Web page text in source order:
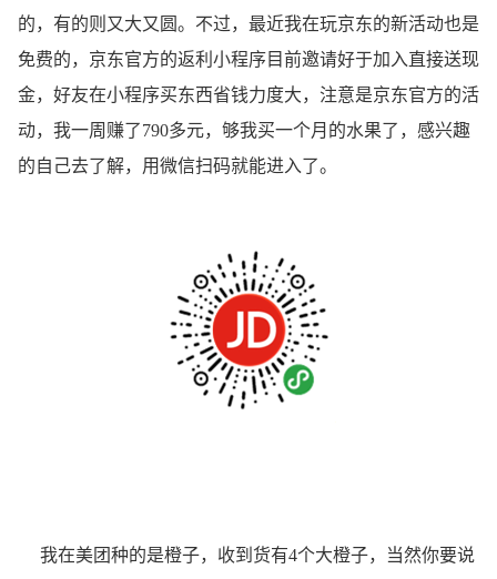
的，有的则又大又圆。不过，最近我在玩京东的新活动也是
免费的，京东官方的返利小程序目前邀请好于加入直接送现
金，好友在小程序买东西省钱力度大，注意是京东官方的活
动，我一周赚了790多元，够我买一个月的水果了，感兴趣
的自己去了解，用微信扫码就能进入了。
我在美团种的是橙子，收到货有4个大橙子，当然你要说